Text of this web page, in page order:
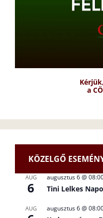
a
KÖZELGŐ
AUG
6
augusztus 6 @
Tini Lelkes
AUG augusztus 6 @